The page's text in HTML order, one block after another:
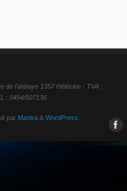
de l'abbaye 1357 Hélécine - TVA :
: 0494/507136
par Mantra & WordPress.